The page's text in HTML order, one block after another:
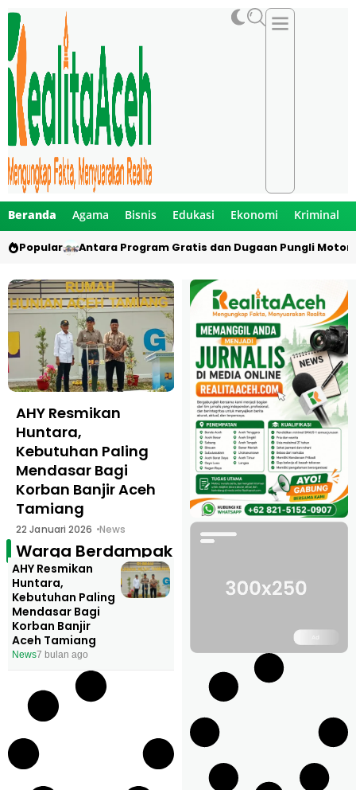
Beranda Agama Bisnis Edukasi Ekonomi Kriminal
Popular Antara Program Gratis dan Dugaan Pungli Motor
AHY Resmikan
Huntara,
Kebutuhan Paling
Mendasar Bagi
Korban Banjir Aceh
Tamiang
22 Januari 2026 News
Warga Berdampak
AHY Resmikan
Huntara,
Kebutuhan Paling
Mendasar Bagi
Korban Banjir
Aceh Tamiang
News7 bulan ago